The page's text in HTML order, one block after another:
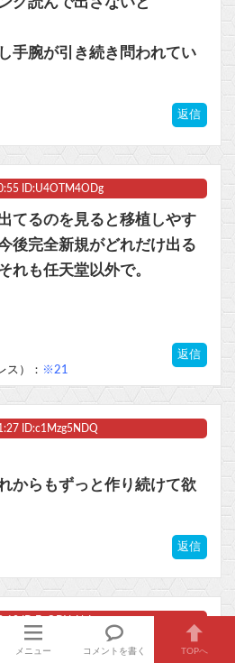
手腕が引き続き問われてい
返信
ID:U4OTM4ODg
てるのを見ると移植しやす
後完全新規がどれだけ出る
れも任天堂以外で。
返信
ス）： ※21
ID:c1Mzg5NDQ
からもずっと作り続けて欲
返信
software/switch/inde
メニュー コメントを書く TOPへ